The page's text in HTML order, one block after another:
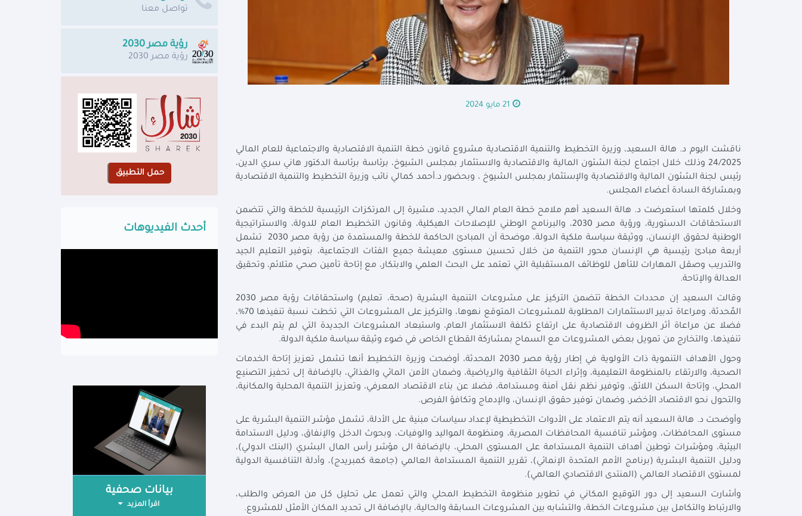
21 مايو 2024
ناقشت اليوم د. هالة السعيد، وزيرة التخطيط والتنمية الاقتصادية مشروع قانون خطة التنمية الاقتصادية والاجتماعية للعام المالي
24/2025 وذلك خلال اجتماع لجنة الشئون المالية والاقتصادية والاستثمار بمجلس الشيوخ، برئاسة برئاسة الدكتور هاني سري الدين،
رئيس لجنة الشئون المالية والاقتصادية والإستثمار بمجلس الشيوخ ، وبحضور د.أحمد كمالي نائب وزيرة التخطيط والتنمية الاقتصادية
وبمشاركة السادة أعضاء المجلس.
وخلال كلمتها استعرضت د. هالة السعيد أهم ملامح خطة العام المالي الجديد، مشيرة إلى المرتكزات الرئيسية للخطة والتي تتضمن
الاستحقاقات الدستورية، ورؤية مصر 2030، والبرنامج الوطني للإصلاحات الهيكلية، وقانون التخطيط العام للدولة، والاستراتيجية
الوطنية لحقوق الإنسان، ووثيقة سياسة ملكية الدولة، موضحة أن المبادئ الحاكمة للخطة والمستمدة من رؤية مصر 2030 تشمل
أربعة مبادئ رئيسية هي الإنسان محور التنمية من خلال تحسين مستوى معيشة جميع الفئات الاجتماعية، بتوفير التعليم الجيد
والتدريب وصقل المهارات للتأهل للوظائف المستقبلية التي تعتمد على البحث العلمي والابتكار، مع إتاحة تأمين صحي متلائم، وتحقيق
العدالة والإتاحة.
وقالت السعيد إن محددات الخطة تتضمن التركيز على مشروعات التنمية البشرية (صحة، تعليم) واستحقاقات رؤية مصر 2030
المٌحدثة، ومراعاة تدبير الاستثمارات المطلوبة للمشروعات المتوقع نهوها، والتركيز على المشروعات التي تخطت نسبة تنفيذها 70%،
فضلا عن مراعاة أثر الظروف الاقتصادية على ارتفاع تكلفة الاستثمار العام، واستبعاد المشروعات الجديدة التي لم يتم البدء في
تنفيذها، والتخارج من تمويل بعض المشروعات مع السماح بمشاركة القطاع الخاص في ضوء وثيقة سياسة ملكية الدولة.
وحول الأهداف التنموية ذات الأولوية في إطار رؤية مصر 2030 المحدثة، أوضحت وزيرة التخطيط أنها تشمل تعزيز إتاحة الخدمات
الصحية، والارتقاء بالمنظومة التعليمية، وإثراء الحياة الثقافية والرياضية، وضمان الأمن المائي والغذائي، بالإضافة إلى تحفيز التصنيع
المحلي، وإتاحة السكن اللائق، وتوفير نظم نقل آمنة ومستدامة، فضلا عن بناء الاقتصاد المعرفي، وتعزيز التنمية المحلية والمكانية،
والتحول نحو الاقتصاد الأخضر، وضمان توفير حقوق الإنسان، والإدماج وتكافؤ الفرص.
وأوضحت د. هالة السعيد أنه يتم الاعتماد على الأدوات التخطيطية لإعداد سياسات مبنية على الأدلة، تشمل مؤشر التنمية البشرية على
مستوى المحافظات، ومؤشر تنافسية المحافظات المصرية، ومنظومة المواليد والوفيات، وبحوث الدخل والإنفاق، ودليل الاستدامة
البيئية، ومؤشرات توطين أهداف التنمية المستدامة على المستوى المحلي، بالإضافة الى مؤشر رأس المال البشري (البنك الدولي)،
ودليل التنمية البشرية (برنامج الأمم المتحدة الإنمائي)، تقرير التنمية المستدامة العالمي (جامعة كمبريدج)، وأدلة التنافسية الدولية
لمستوى الاقتصاد العالمي (المنتدى الاقتصادي العالمي).
وأشارت السعيد إلى دور التوقيع المكاني في تطوير منظومة التخطيط المحلي والتي تعمل على تحليل كل من العرض والطلب،
والارتباط والتكامل بين مشروعات الخطة، والتشابه بين المشروعات السابقة والحالية، بالإضافة الى تحديد المكان الأمثل للمشروع.
تواصل معنا
رؤية مصر 2030
رؤية مصر 2030
أحدث الفيديوهات
بيانات صحفية
اقرأ المزيد